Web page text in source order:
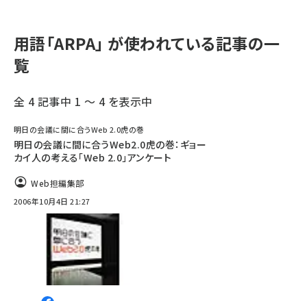
用語「ARPA」 が使われている記事の一
覧
全 4 記事中 1 ～ 4 を表示中
明日の会議に間に合うWeb 2.0虎の巻
明日の会議に間に合うWeb2.0虎の巻：ギョー
カイ人の考える「Web 2.0」アンケート
Web担編集部
2006年10月4日 21:27